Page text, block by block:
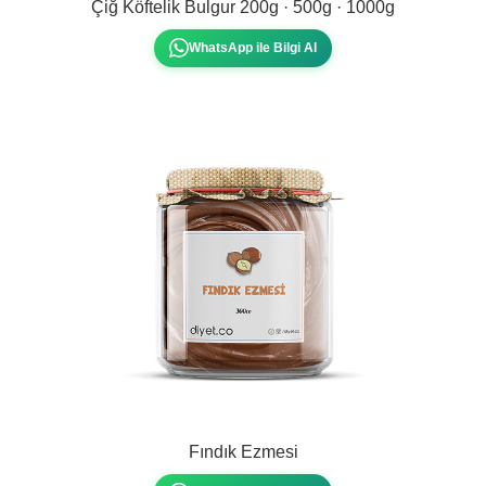
Çiğ Köftelik Bulgur 200g · 500g · 1000g
WhatsApp ile Bilgi Al
Fındık Ezmesi